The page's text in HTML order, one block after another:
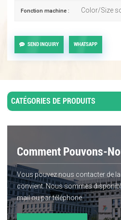
Fonction machine : Color/Size
SEND INQUIRY WHATSAPP
CATÉGORIES DE PRODUITS
Comment Pouvons-
Vous pouvez nous contacter de
convient. Nous sommes
mail ou par téléphone.